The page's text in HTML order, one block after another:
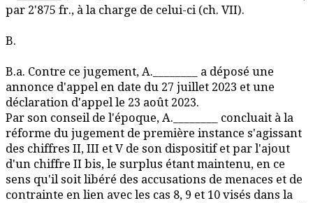
par 2'875 fr., à la charge de celui-ci (ch. VII).
B.
B.a. Contre ce jugement, A.________ a déposé une
annonce d'appel en date du 27 juillet 2023 et une
déclaration d'appel le 23 août 2023.
Par son conseil de l'époque, A.________ concluait à la
réforme du jugement de première instance s'agissant
des chiffres II, III et V de son dispositif et par l'ajout
d'un chiffre II bis, le surplus étant maintenu, en ce
sens qu'il soit libéré des accusations de menaces et de
contrainte en lien avec les cas 8, 9 et 10 visés dans la